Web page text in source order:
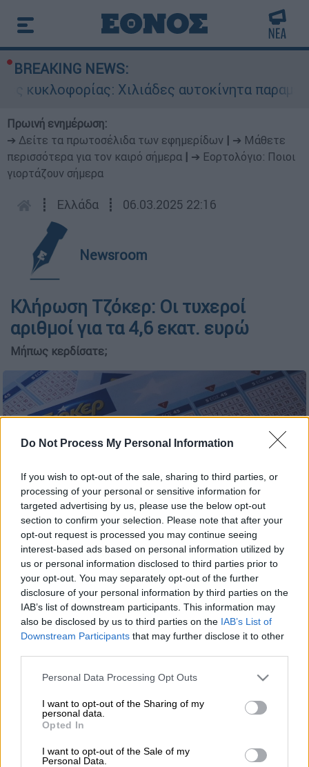
Do Not Process My Personal Information
If you wish to opt-out of the sale, sharing to third parties, or
processing of your personal or sensitive information for
targeted advertising by us, please use the below opt-out
section to confirm your selection. Please note that after your
opt-out request is processed you may continue seeing
interest-based ads based on personal information utilized by
us or personal information disclosed to third parties prior to
your opt-out. You may separately opt-out of the further
disclosure of your personal information by third parties on the
IAB’s list of downstream participants. This information may
also be disclosed by us to third parties on the IAB’s List of
Downstream Participants that may further disclose it to other
Please note that this website/app uses one or more Google
not limited to your visit or usage behaviour. You may click to
grant or deny consent to Google and its third-party tags to
use your data for below specified purposes in below Google
consent section.
Personal Data Processing Opt Outs
I want to opt-out of the Sharing of my
personal data.
Opted In
I want to opt-out of the Sale of my
Personal Data.
BREAKING NEWS:
κυκλοφορίας: Χιλιάδες αυτοκίνητα
Πρωινή ενημέρωση:
➔ Δείτε τα πρωτοσέλιδα των εφημερίδων
➔ Μάθετε
περισσότερα για τον καιρό σήμερα
➔ Εορτολόγιο: Ποιοι
γιορτάζουν σήμερα
┋ Ελλάδα ┋ 06.03.2025 22:16
Newsroom
Κλήρωση Τζόκερ: Οι τυχεροί
αριθμοί για τα 4,6 εκατ. ευρώ
Μήπως κερδίσατε;
(EUROKINISSI/ΓΙΕΝΑΝΤΑ ΝΤΕΛΑΪ)
Προσθέστε το ΕΘΝΟΣ στη Google
Πραγματοποιήθηκε σήμερα, Πέμπτη (6/3), η
κλήρωσηΤζόκερμε αριθμό 2880 που
μοιράζει στην πρώτηκατηγορία
ποσό, άνω
ΔΙΑΒΑΣΤΕ ΕΠΙΣΗΣ